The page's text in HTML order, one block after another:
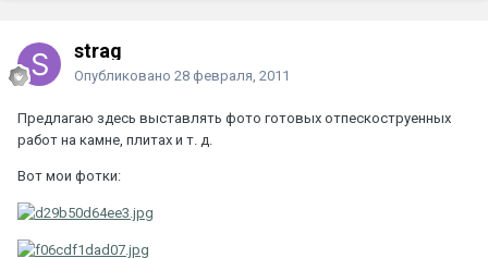
strag
Опубликовано 28 февраля, 2011
Предлагаю здесь выставлять фото готовых отпескоструенных
работ на камне, плитах и т. д.
Вот мои фотки: